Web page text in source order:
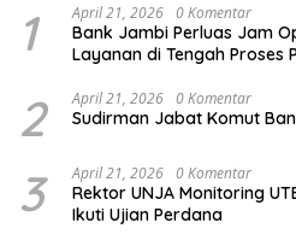
1 April 21, 2026 0 Komentar
Bank Jambi Perluas Jam
Layanan di Tengah Proses
2 April 21, 2026 0 Komentar
Sudirman Jabat Komut
3 April 21, 2026 0 Komentar
Rektor UNJA Monitoring
Ikuti Ujian Perdana